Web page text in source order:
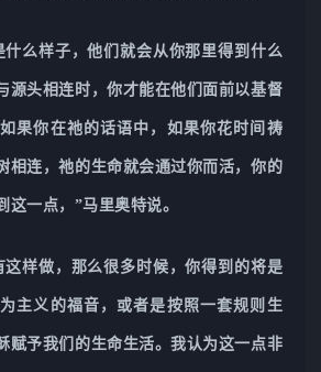
什么样子，他们就会从你那里得到什么
源头相连时，你才能在他们面前以基督
果你在祂的话语中，如果你花时间祷
相连，祂的生命就会通过你而活，你的
这一点，”马里奥特说。
这样做，那么很多时候，你得到的将是
主义的福音，或者是按照一套规则生
赋予我们的生命生活。我认为这一点非